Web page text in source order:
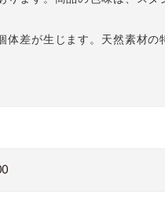
体差が生じます。天然素材